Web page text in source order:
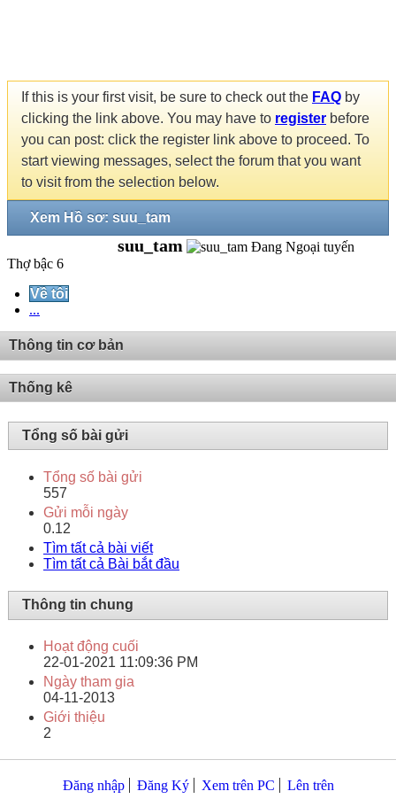
If this is your first visit, be sure to check out the FAQ by
clicking the link above. You may have to register before
you can post: click the register link above to proceed. To
start viewing messages, select the forum that you want
to visit from the selection below.
Xem Hồ sơ: suu_tam
suu_tam
Thợ bậc 6
Về tôi
...
Thông tin cơ bản
Thống kê
Tổng số bài gửi
Tổng số bài gửi
557
Gửi mỗi ngày
0.12
Tìm tất cả bài viết
Tìm tất cả Bài bắt đầu
Thông tin chung
Hoạt động cuối
22-01-2021 11:09:36 PM
Ngày tham gia
04-11-2013
Giới thiệu
2
Đăng nhập Đăng Ký Xem trên PC Lên trên